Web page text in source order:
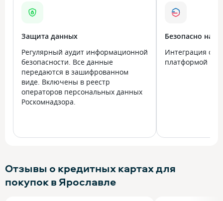
Защита данных
Регулярный аудит информационной
безопасности. Все данные
передаются в зашифрованном
виде. Включены в реестр
операторов персональных данных
Роскомнадзора.
Безопасно на
Интеграция с
платформой
Отзывы о кредитных картах для
покупок в Ярославле